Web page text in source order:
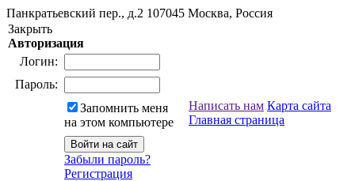
Панкратьевский пер., д.2 107045 Москва, Россия
Закрыть
Авторизация
Логин:
Пароль:
Запомнить меня
на этом компьютере
Забыли пароль?
Регистрация
Написать нам Карта сайта
Главная страница